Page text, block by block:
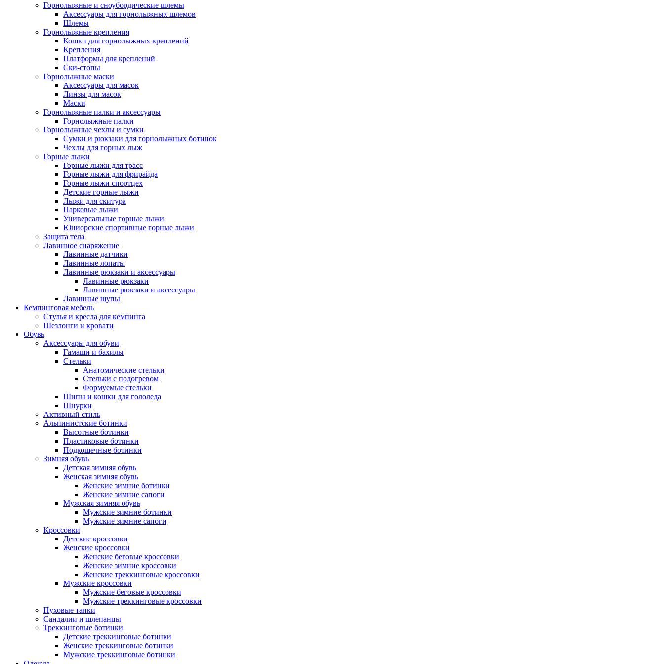
Горнолыжные и сноубордические шлемы
Аксессуары для горнолыжных шлемов
Шлемы
Горнолыжные крепления
Кошки для горнолыжных креплений
Крепления
Платформы для креплений
Ски-стопы
Горнолыжные маски
Аксессуары для масок
Линзы для масок
Маски
Горнолыжные палки и аксессуары
Горнолыжные палки
Горнолыжные чехлы и сумки
Сумки и рюкзаки для горнолыжных ботинок
Чехлы для горных лыж
Горные лыжи
Горные лыжи для трасс
Горные лыжи для фрирайда
Горные лыжи спортцех
Детские горные лыжи
Лыжи для скитура
Парковые лыжи
Универсальные горные лыжи
Юниорские спортивные горные лыжи
Защита тела
Лавинное снаряжение
Лавинные датчики
Лавинные лопаты
Лавинные рюкзаки и аксессуары
Лавинные рюкзаки
Лавинные рюкзаки и аксессуары
Лавинные щупы
Кемпинговая мебель
Стулья и кресла для кемпинга
Шезлонги и кровати
Обувь
Аксессуары для обуви
Гамаши и бахилы
Стельки
Анатомические стельки
Стельки с подогревом
Формуемые стельки
Шипы и кошки для гололеда
Шнурки
Активный стиль
Альпинистские ботинки
Высотные ботинки
Пластиковые ботинки
Подкошечные ботинки
Зимняя обувь
Детская зимняя обувь
Женская зимняя обувь
Женские зимние ботинки
Женские зимние сапоги
Мужская зимняя обувь
Мужские зимние ботинки
Мужские зимние сапоги
Кроссовки
Детские кроссовки
Женские кроссовки
Женские беговые кроссовки
Женские зимние кроссовки
Женские треккинговые кроссовки
Мужские кроссовки
Мужские беговые кроссовки
Мужские треккинговые кроссовки
Пуховые тапки
Сандалии и шлепанцы
Треккинговые ботинки
Детские треккинговые ботинки
Женские треккинговые ботинки
Мужские треккинговые ботинки